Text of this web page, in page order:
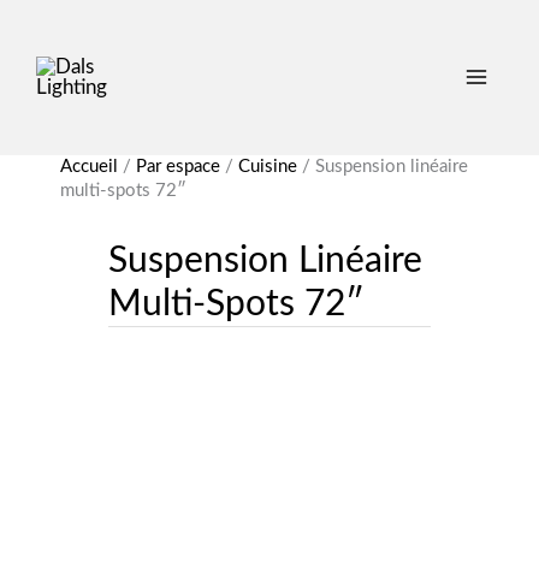
Accueil / Par espace / Cuisine / Suspension linéaire
multi-spots 72″
Suspension Linéaire
Multi-Spots 72″